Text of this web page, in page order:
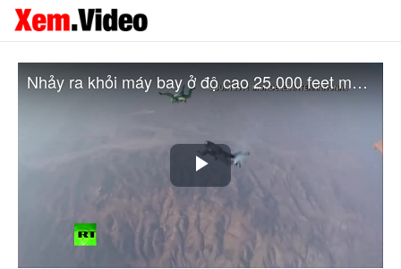
Play
Video
Nhảy ra khỏi máy bay ở độ cao 25.000 feet mà không cần dù